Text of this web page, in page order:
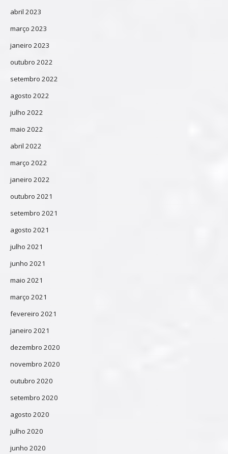
abril 2023
março 2023
janeiro 2023
outubro 2022
setembro 2022
agosto 2022
julho 2022
maio 2022
abril 2022
março 2022
janeiro 2022
outubro 2021
setembro 2021
agosto 2021
julho 2021
junho 2021
maio 2021
março 2021
fevereiro 2021
janeiro 2021
dezembro 2020
novembro 2020
outubro 2020
setembro 2020
agosto 2020
julho 2020
junho 2020